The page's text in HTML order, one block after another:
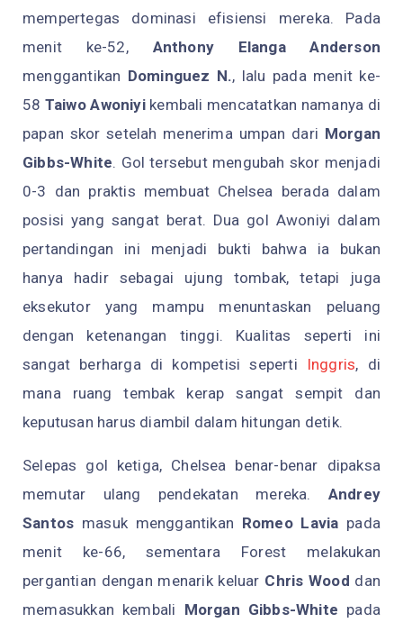
mempertegas dominasi efisiensi mereka. Pada
menit ke-52, Anthony Elanga Anderson
menggantikan Dominguez N., lalu pada menit ke-
58 Taiwo Awoniyikembali mencatatkan namanya di
papan skor setelah menerima umpan dari Morgan
Gibbs-White. Gol tersebut mengubah skor menjadi
0-3 dan praktis membuat Chelsea berada dalam
posisi yang sangat berat. Dua gol Awoniyi dalam
pertandingan ini menjadi bukti bahwa ia bukan
hanya hadir sebagai ujung tombak, tetapi juga
eksekutor yang mampu menuntaskan peluang
dengan ketenangan tinggi. Kualitas seperti ini
sangat berharga di kompetisi seperti
Inggris, di
mana ruang tembak kerap sangat sempit dan
keputusan harus diambil dalam hitungan detik.
Selepas gol ketiga, Chelsea benar-benar dipaksa
memutar ulang pendekatan mereka. Andrey
Santos masuk menggantikan Romeo Lavia pada
menit ke-66, sementara Forest melakukan
pergantian dengan menarik keluar Chris Wood dan
memasukkan kembali Morgan Gibbs-White pada